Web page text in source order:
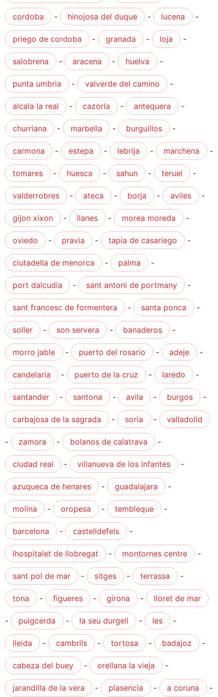
cordoba - hinojosa del duque - lucena -
priego de cordoba - granada - loja -
salobrena - aracena - huelva -
punta umbria - valverde del camino -
alcala la real - cazorla - antequera -
churriana - marbella - burguillos -
carmona - estepa - lebrija - marchena -
tomares - huesca - sahun - teruel -
valderrobres - ateca - borja - aviles -
gijon xixon - llanes - morea moreda -
oviedo - pravia - tapia de casariego -
ciutadella de menorca - palma -
port dalcudia - sant antoni de portmany -
sant francesc de formentera - santa ponca -
soller - son servera - banaderos -
morro jable - puerto del rosario - adeje -
candelaria - puerto de la cruz - laredo -
santander - santona - avila - burgos -
carbajosa de la sagrada - soria - valladolid
- zamora - bolanos de calatrava -
ciudad real - villanueva de los infantes -
azuqueca de henares - guadalajara -
molina - oropesa - tembleque -
barcelona - castelldefels -
lhospitalet de llobregat - montornes centre -
sant pol de mar - sitges - terrassa -
tona - figueres - girona - lloret de mar
- puigcerda - la seu durgell - les -
lleida - cambrils - tortosa - badajoz -
cabeza del buey - orellana la vieja -
jarandilla de la vera - plasencia - a coruna -